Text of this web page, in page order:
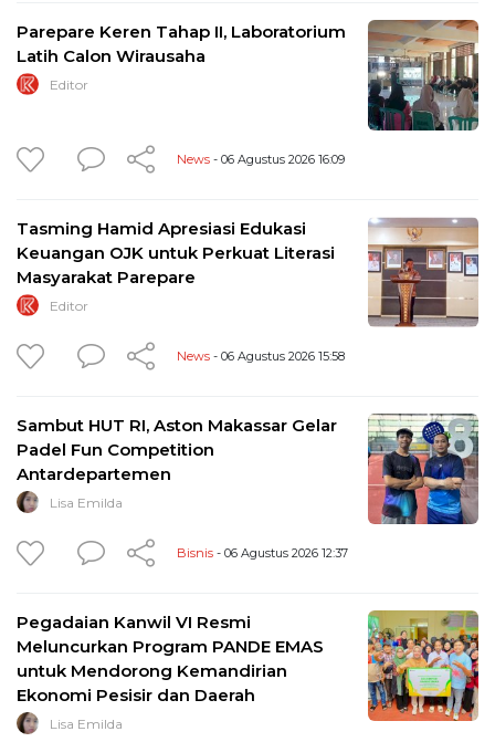
Parepare Keren Tahap II, Laboratorium
Latih Calon Wirausaha
Editor
News - 06 Agustus 2026 16:09
Tasming Hamid Apresiasi Edukasi
Keuangan OJK untuk Perkuat Literasi
Masyarakat Parepare
Editor
News - 06 Agustus 2026 15:58
Sambut HUT RI, Aston Makassar Gelar
Padel Fun Competition
Antardepartemen
Lisa Emilda
Bisnis - 06 Agustus 2026 12:37
Pegadaian Kanwil VI Resmi
Meluncurkan Program PANDE EMAS
untuk Mendorong Kemandirian
Ekonomi Pesisir dan Daerah
Lisa Emilda